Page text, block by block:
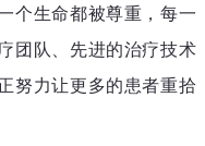
个生命都被尊重，每一
团队、先进的治疗技术
努力让更多的患者重拾